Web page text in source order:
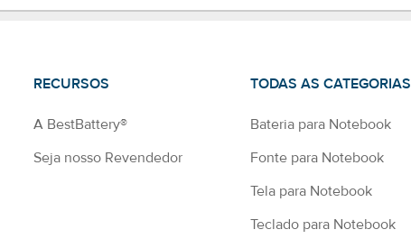
RECURSOS
A BestBattery®
Seja nosso Revendedor
TODAS AS CATEGORIAS
Bateria para Notebook
Fonte para Notebook
Tela para Notebook
Teclado para Notebook